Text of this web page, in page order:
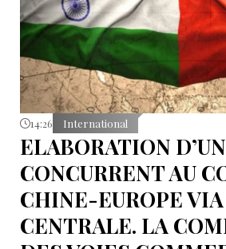
14:26 International
ELABORATION
CONCURRENT AU
CHINE-EUROPE VIA
CENTRALE. LA